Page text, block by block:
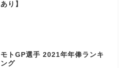
あり】
モトGP選手 2021年年俸ランキ
ング